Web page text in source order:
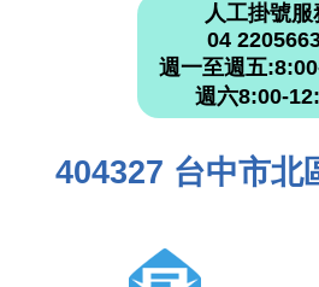
人工掛號服
04
週一至週五
週六8:00-
404327 台中市北